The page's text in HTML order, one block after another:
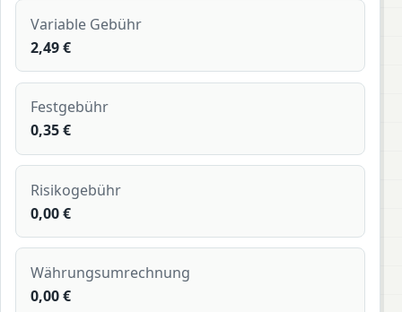
Variable Gebühr
2,49 €
Festgebühr
0,35 €
Risikogebühr
0,00 €
Währungsumrechnung
0,00 €